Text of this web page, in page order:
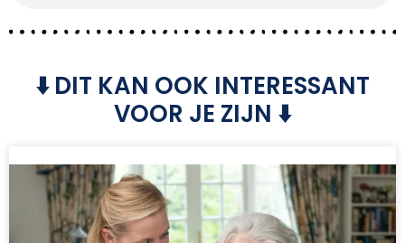
⬇️ DIT KAN OOK INTERESSANT
VOOR JE ZIJN ⬇️